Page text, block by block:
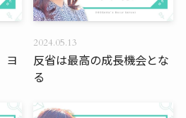
ヨ
反省は最高の成長機会とな
る
2024.05.13